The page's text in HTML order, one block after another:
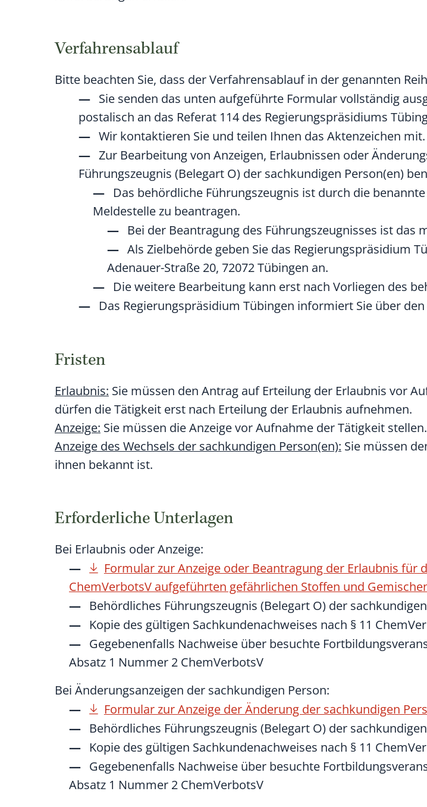
Verfahrensablauf
Bitte beachten Sie, dass der Verfahrensablauf in der genannten
Sie senden das unten aufgeführte Formular vollständig
postalisch an das Referat 114 des Regierungspräsidiums
Wir kontaktieren Sie und teilen Ihnen das Aktenzeichen mit.
Zur Bearbeitung von Anzeigen, Erlaubnissen oder
Führungszeugnis (Belegart O) der sachkundigen Person(en)
Das behördliche Führungszeugnis ist durch die
Meldestelle zu beantragen.
Bei der Beantragung des Führungszeugnisses ist das
Als Zielbehörde geben Sie das Regierungspräsidium
Adenauer-Straße 20, 72072 Tübingen an.
Die weitere Bearbeitung kann erst nach Vorliegen des
Das Regierungspräsidium Tübingen informiert Sie über
Fristen
Erlaubnis: Sie müssen den Antrag auf Erteilung der Erlaubnis vor
dürfen die Tätigkeit erst nach Erteilung der Erlaubnis aufnehmen.
Anzeige: Sie müssen die Anzeige vor Aufnahme der Tätigkeit stellen.
Anzeige des Wechsels der sachkundigen Person(en): Sie müssen
ihnen bekannt ist.
Erforderliche Unterlagen
Bei Erlaubnis oder Anzeige:
Formular zur Anzeige oder Beantragung der Erlaubnis für
ChemVerbotsV aufgeführten gefährlichen Stoffen und
Behördliches Führungszeugnis (Belegart O) der
Kopie des gültigen Sachkundenachweises nach § 11
Gegebenenfalls Nachweise über besuchte
Absatz 1 Nummer 2 ChemVerbotsV
Bei Änderungsanzeigen der sachkundigen Person:
Formular zur Anzeige der Änderung der sachkundigen
Behördliches Führungszeugnis (Belegart O) der
Kopie des gültigen Sachkundenachweises nach § 11
Gegebenenfalls Nachweise über besuchte
Absatz 1 Nummer 2 ChemVerbotsV